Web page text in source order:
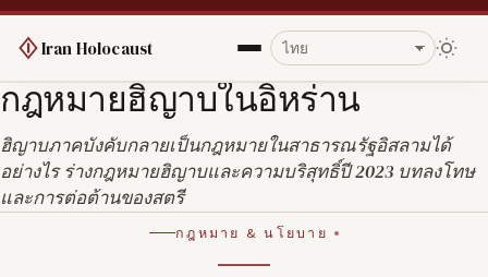
Iran Holocaust
กฎหมายฮิญาบในอิหร่าน
ฮิญาบภาคบังคับกลายเป็นกฎหมายในสาธารณรัฐอิสลามได้
อย่างไร ร่างกฎหมายฮิญาบและความบริสุทธิ์ปี 2023 บทลงโทษ
และการต่อต้านของสตรี
กฎหมาย & นโยบาย